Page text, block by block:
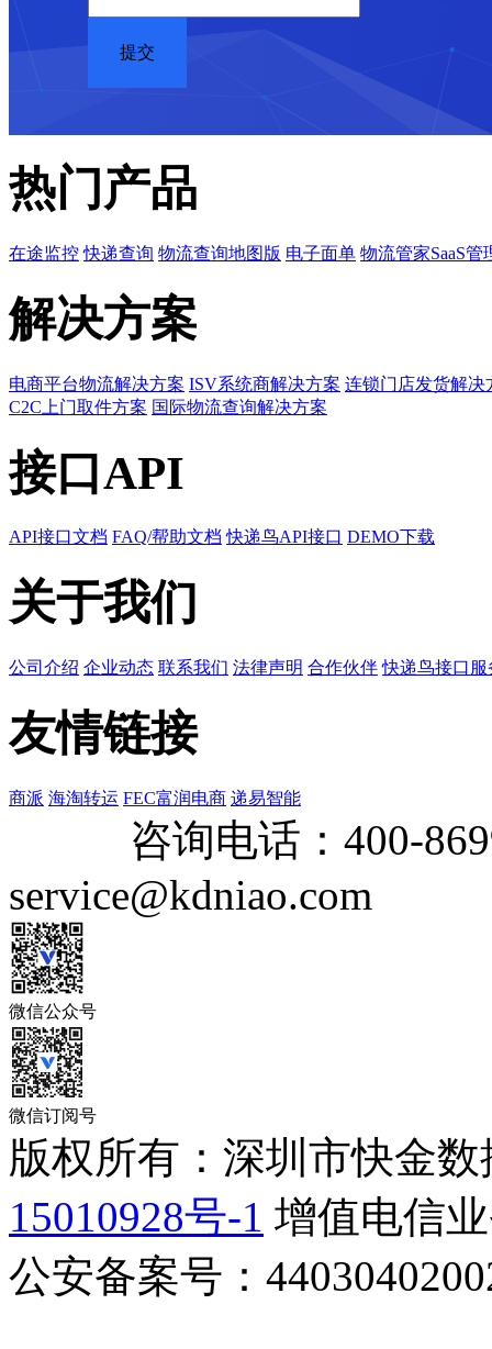
热门产品
在途监控 快递查询 物流查询地图版 电子面单 物流管家SaaS管
解决方案
电商平台物流解决方案 ISV系统商解决方案 连锁门店发货解决
C2C上门取件方案 国际物流查询解决方案
接口API
API接口文档 FAQ/帮助文档 快递鸟API接口 DEMO下载
关于我们
公司介绍 企业动态 联系我们 法律声明 合作伙伴 快递鸟接口服
友情链接
商派 海淘转运 FEC富润电商 递易智能
咨询电话： 400-
service@kdniao.com
微信公众号
微信订阅号
版权所有：深圳市快金
15010928号-1 增值电信
公安备案号：